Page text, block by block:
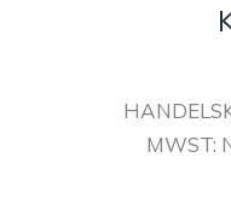
MWST: